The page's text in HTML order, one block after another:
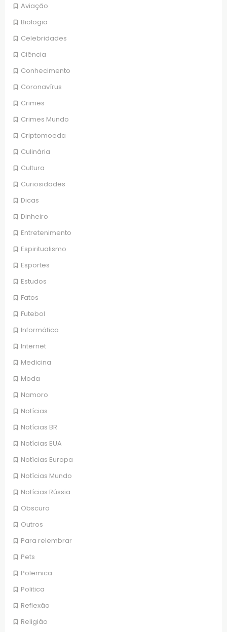
Aviação
Biologia
Celebridades
Ciência
Conhecimento
Coronavírus
Crimes
Crimes Mundo
Criptomoeda
Culinária
Cultura
Curiosidades
Dicas
Dinheiro
Entretenimento
Espiritualismo
Esportes
Estudos
Fatos
Futebol
Informática
Internet
Medicina
Moda
Namoro
Notícias
Notícias BR
Notícias EUA
Notícias Europa
Notícias Mundo
Notícias Rússia
Obscuro
Outros
Para relembrar
Pets
Polemica
Politica
Reflexão
Religião